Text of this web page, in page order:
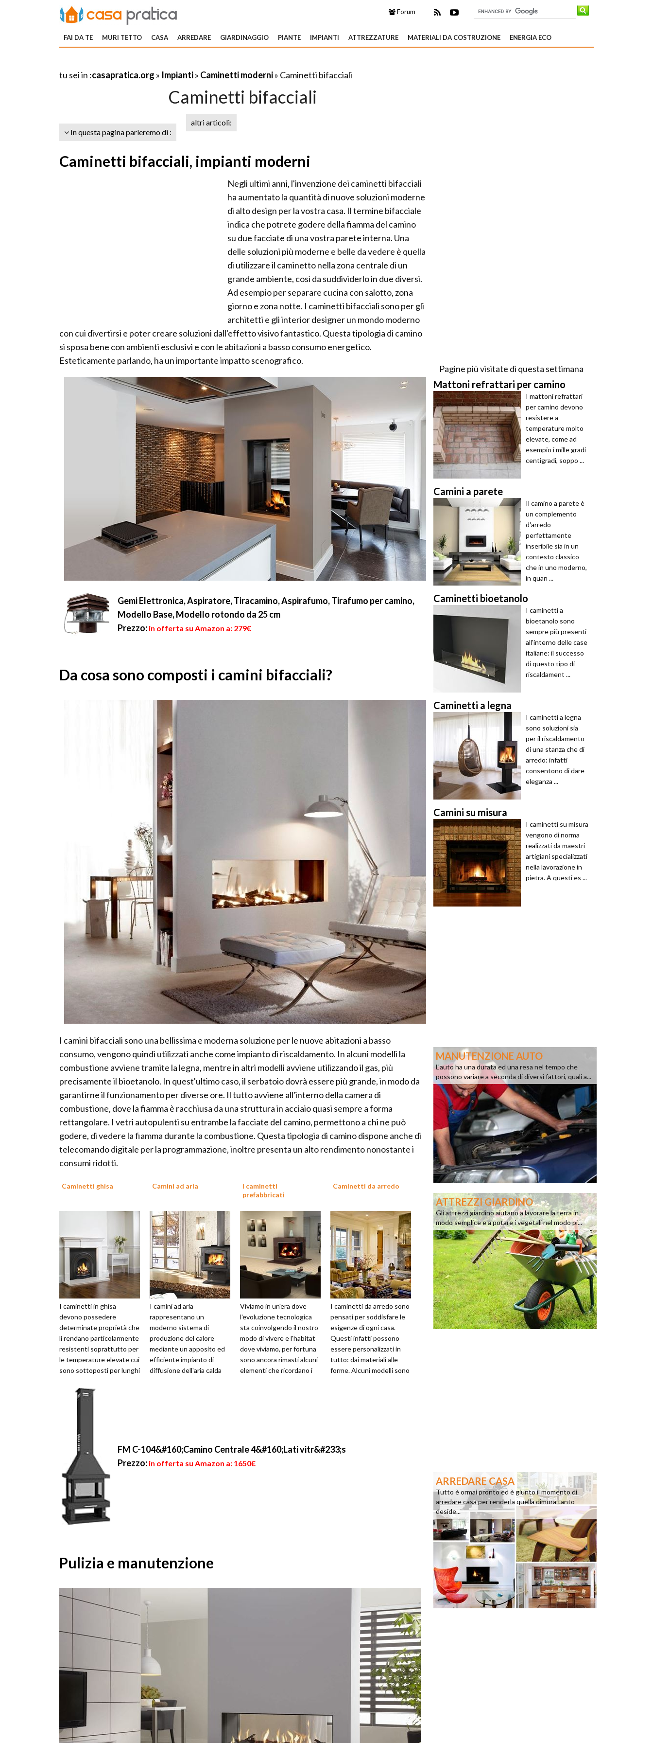
Forum
FAI DA TE MURI TETTO CASA ARREDARE GIARDINAGGIO PIANTE IMPIANTI ATTREZZATURE MATERIALI DA COSTRUZIONE ENERGIA ECO
tu sei in :casapratica.org » Impianti» Caminetti moderni» Caminetti bifacciali
Caminetti bifacciali
In questa pagina parleremo di :
altri articoli:
Caminetti bifacciali, impianti moderni
Negli ultimi anni, l'invenzione dei caminetti bifacciali
ha aumentato la quantità di nuove soluzioni moderne
di alto design per la vostra casa. Il termine bifacciale
indica che potrete godere della fiamma del camino
su due facciate di una vostra parete interna. Una
delle soluzioni più moderne e belle da vedere è quella
di utilizzare il caminetto nella zona centrale di un
grande ambiente, così da suddividerlo in due diversi.
Ad esempio per separare cucina con salotto, zona
giorno e zona notte. I caminetti bifacciali sono per gli
architetti e gli interior designer un mondo moderno
con cui divertirsi e poter creare soluzioni dall'effetto visivo fantastico. Questa tipologia di camino
si sposa bene con ambienti esclusivi e con le abitazioni a basso consumo energetico.
Esteticamente parlando, ha un importante impatto scenografico.
Gemi Elettronica, Aspiratore, Tiracamino, Aspirafumo, Tirafumo per camino,
Modello Base, Modello rotondo da 25 cm
Prezzo: in offerta su Amazon a: 279€
Da cosa sono composti i camini bifacciali?
I camini bifacciali sono una bellissima e moderna soluzione per le nuove abitazioni a basso
consumo, vengono quindi utilizzati anche come impianto di riscaldamento. In alcuni modelli la
combustione avviene tramite la legna, mentre in altri modelli avviene utilizzando il gas, più
precisamente il bioetanolo. In quest'ultimo caso, il serbatoio dovrà essere più grande, in modo da
garantirne il funzionamento per diverse ore. Il tutto avviene all'interno della camera di
combustione, dove la fiamma è racchiusa da una struttura in acciaio quasi sempre a forma
rettangolare. I vetri autopulenti su entrambe la facciate del camino, permettono a chi ne può
godere, di vedere la fiamma durante la combustione. Questa tipologia di camino dispone anche di
telecomando digitale per la programmazione, inoltre presenta un alto rendimento nonostante i
consumi ridotti.
Caminetti ghisa
I caminetti in ghisa
devono possedere
determinate proprietà che
li rendano particolarmente
resistenti soprattutto per
le temperature elevate cui
sono sottoposti per lunghi
Camini ad aria
I camini ad aria
rappresentano un
moderno sistema di
produzione del calore
mediante un apposito ed
efficiente impianto di
diffusione dell'aria calda
I caminetti
prefabbricati
Viviamo in un'era dove
l'evoluzione tecnologica
sta coinvolgendo il nostro
modo di vivere e l'habitat
dove viviamo, per fortuna
sono ancora rimasti alcuni
elementi che ricordano i
Caminetti da arredo
I caminetti da arredo sono
pensati per soddisfare le
esigenze di ogni casa.
Questi infatti possono
essere personalizzati in
tutto: dai materiali alle
forme. Alcuni modelli sono
FM C-104&#160;Camino Centrale 4&#160;Lati vitr&#233;s
Prezzo: in offerta su Amazon a: 1650€
Pulizia e manutenzione
Pagine più visitate di questa settimana
Mattoni refrattari per camino
I mattoni refrattari
per camino devono
resistere a
temperature molto
elevate, come ad
esempio i mille gradi
centigradi, soppo ...
Camini a parete
Il camino a parete è
un complemento
d'arredo
perfettamente
inseribile sia in un
contesto classico
che in uno moderno,
in quan ...
Caminetti bioetanolo
I caminetti a
bioetanolo sono
sempre più presenti
all'interno delle case
italiane: il successo
di questo tipo di
riscaldament ...
Caminetti a legna
I caminetti a legna
sono soluzioni sia
per il riscaldamento
di una stanza che di
arredo: infatti
consentono di dare
eleganza ...
Camini su misura
I caminetti su misura
vengono di norma
realizzati da maestri
artigiani specializzati
nella lavorazione in
pietra. A questi es ...
MANUTENZIONE AUTO
L'auto ha una durata ed una resa nel tempo che
possono variare a seconda di diversi fattori, quali a...
ATTREZZI GIARDINO
Gli attrezzi giardino aiutano a lavorare la terra in
modo semplice e a potare i vegetali nel modo pi...
ARREDARE CASA
Tutto è ormai pronto ed è giunto il momento di
arredare casa per renderla quella dimora tanto
deside...